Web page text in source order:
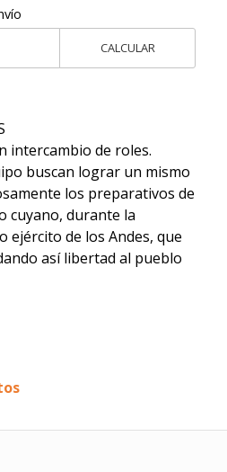
CALCULAR
intercambio de roles.
buscan lograr un mismo
los preparativos de
cuyano, durante la
ejército de los Andes, que
así libertad al pueblo